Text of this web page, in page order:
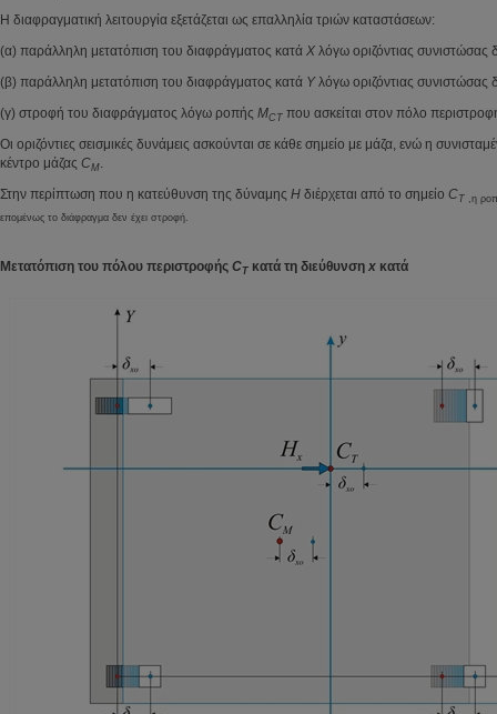
Η διαφραγματική λειτουργία εξετάζεται ως επαλληλία τριών καταστάσεων:
(α) παράλληλη μετατόπιση του διαφράγματος κατά X λόγω οριζόντιας
(β) παράλληλη μετατόπιση του διαφράγματος κατά Yλόγω οριζόντιας συνιστώσας
(γ) στροφή του διαφράγματος λόγω ροπής MCT που ασκείται στον πόλο
Οι οριζόντιες σεισμικές δυνάμεις ασκούνται σε κάθε σημείο με μάζα, ενώ η
κέντρο μάζας CM.
Στην περίπτωση που η κατεύθυνση της δύναμης H διέρχεται από το σημείο CT ,η
επομένως το διάφραγμα δεν έχει στροφή.
Μετατόπιση του πόλου περιστροφής CT κατά τη διεύθυνση x κατά